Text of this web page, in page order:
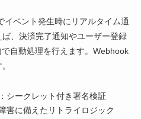
ベント発生時にリアルタイム通
、決済完了通知やユーザー登録
自動処理を行えます。Webhook
シークレット付き署名検証
害に備えたリトライロジック